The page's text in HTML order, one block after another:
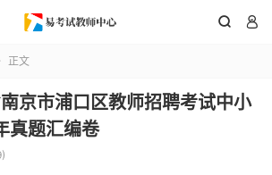
 
正文
京市浦口区教师招聘考试中小
真题汇编卷